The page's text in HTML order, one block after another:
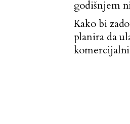
godišnjem
Kako bi
planira da